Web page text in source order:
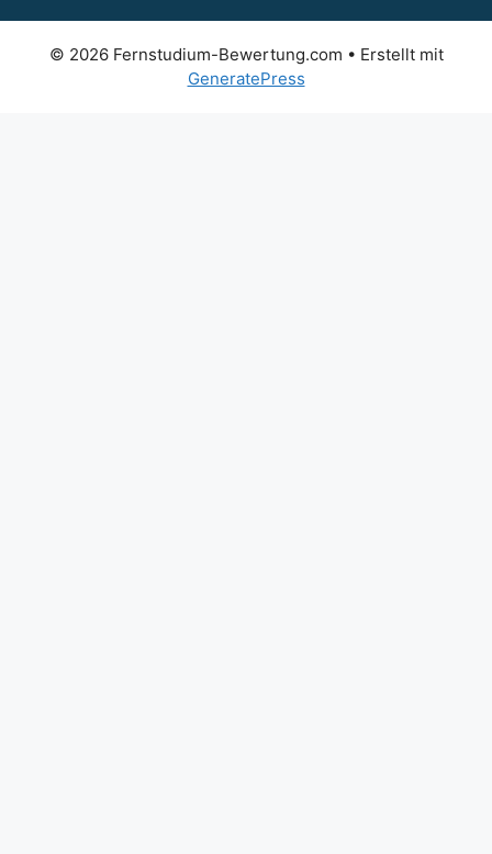
© 2026 Fernstudium-Bewertung.com • Erstellt mit
GeneratePress